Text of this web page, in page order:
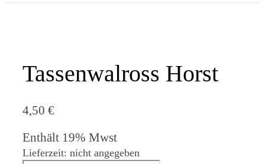
Tassenwalross Horst
4,50 €
Enthält 19% Mwst
Lieferzeit: nicht angegeben